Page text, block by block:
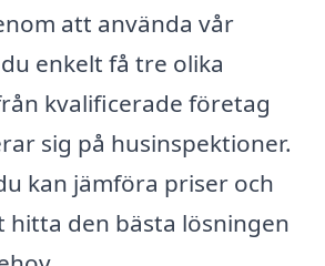
att använda vår
enkelt få tre olika
kvalificerade företag
sig på husinspektioner.
kan jämföra priser och
den bästa lösningen